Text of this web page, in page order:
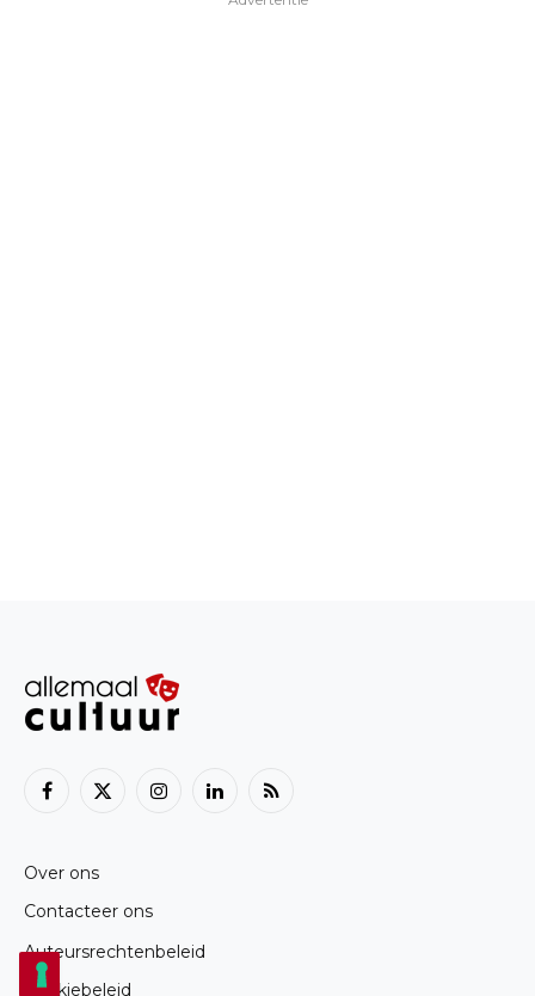
Facebook
X
InstagramLinkedInRSS
Over ons
Contacteer ons
Auteursrechtenbeleid
Cookiebeleid